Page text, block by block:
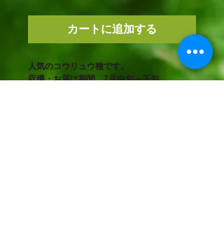
カートに追加する
人気のコウリュウ種です。
収穫・お届け期間　7月中旬～下旬